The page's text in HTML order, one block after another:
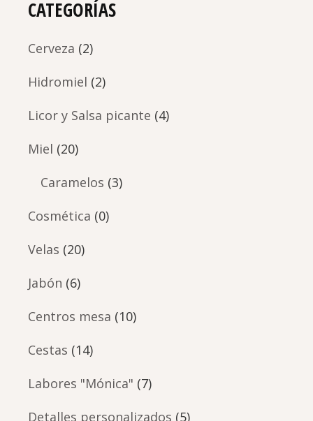
CATEGORÍAS
Cerveza (2)
Hidromiel (2)
Licor y Salsa picante (4)
Miel (20)
Caramelos (3)
Cosmética (0)
Velas (20)
Jabón (6)
Centros mesa (10)
Cestas (14)
Labores "Mónica" (7)
Detalles personalizados (5)